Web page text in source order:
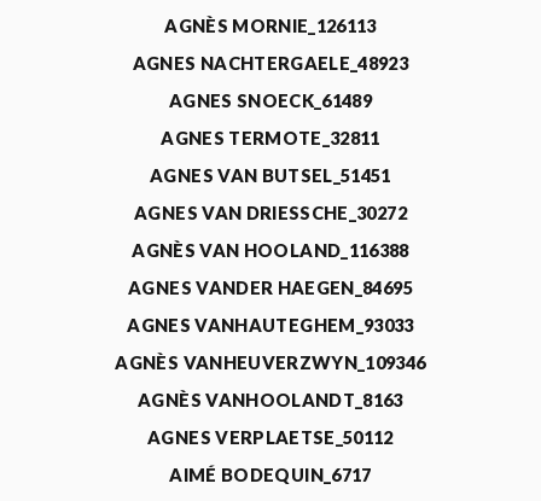
AGNÈS MORNIE_126113
AGNES NACHTERGAELE_48923
AGNES SNOECK_61489
AGNES TERMOTE_32811
AGNES VAN BUTSEL_51451
AGNES VAN DRIESSCHE_30272
AGNÈS VAN HOOLAND_116388
AGNES VANDER HAEGEN_84695
AGNES VANHAUTEGHEM_93033
AGNÈS VANHEUVERZWYN_109346
AGNÈS VANHOOLANDT_8163
AGNES VERPLAETSE_50112
AIMÉ BODEQUIN_6717